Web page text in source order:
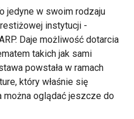
jedyne w swoim rodzaju
instytucji -
Daje możliwość dotarcia
takich jak sami
powstała w ramach
który właśnie się
można oglądać jeszcze do